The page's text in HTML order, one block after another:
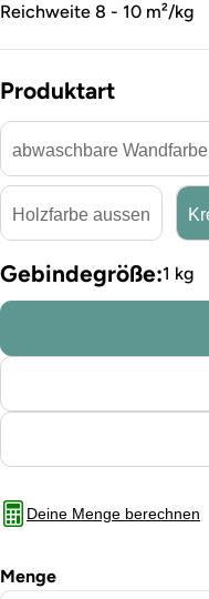
Reichweite 8 - 10 m²/kg
Produktart
abwaschbare Wandfarbe
Holzfarbe aussen
Gebindegröße:1 kg
Deine Menge berechnen
Menge